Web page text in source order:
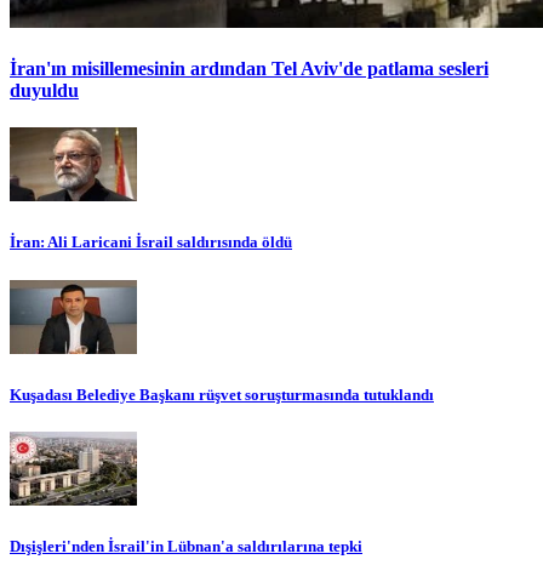
İran'ın misillemesinin ardından Tel Aviv'de patlama sesleri
duyuldu
İran: Ali Laricani İsrail saldırısında öldü
Kuşadası Belediye Başkanı rüşvet soruşturmasında tutuklandı
Dışişleri'nden İsrail'in Lübnan'a saldırılarına tepki